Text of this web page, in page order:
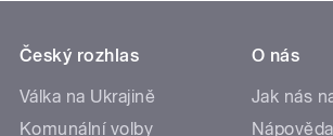
Český rozhlas
Válka na Ukrajině
Komunální volby
O nás
Jak nás
Nápověda